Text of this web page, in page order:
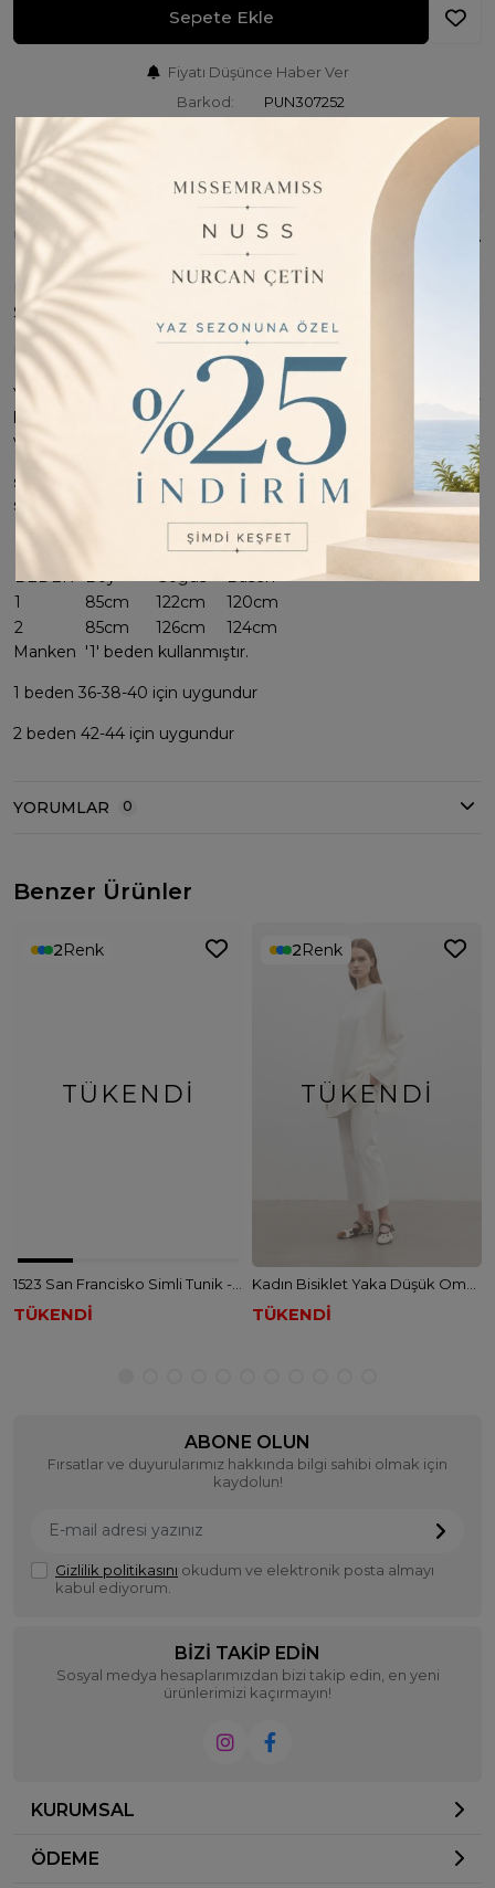
Sepete Ekle
Fiyatı Düşünce Haber Ver
Barkod:
PUN307252
ÜRÜN BILGISI
ÜRÜN KUMAŞI : % 48 Polyester / % 46 Modal / % 6
Spandex
ÜRÜN BOYU : 85 CM
Yanı Fermuar Detaylı zarif bir dokunuş sunan bu sweat, rahat
kesimiyle tüm gün boyunca konfor sağlar. Modern tasarımı
ve şık yazısı ile günlük
stilinize rahatça uyum sağlar. Hem şık hem de rahat bir
seçenek.
Ürün Çift İplik penye kumaştır.
BEDEN Boy Göğüs
Basen
1
85cm 122cm
120cm
2
85cm 126cm
124cm
Manken '1' beden kullanmıştır.
1 beden 36-38-40 için uygundur
2 beden 42-44 için uygundur
YORUMLAR 0
Benzer Ürünler
TÜKENDI
2Renk
TÜKENDİ
TÜKENDI
2Renk
TÜKENDİ
ABONE OLUN
Fırsatlar ve duyurularımız hakkında bilgi sahibi olmak için
kaydolun!
Gizlilik politikasını okudum ve elektronik posta almayı
kabul ediyorum.
BIZI TAKIP EDIN
Sosyal medya hesaplarımızdan bizi takip edin, en yeni
ürünlerimizi kaçırmayın!
KURUMSAL
ÖDEME